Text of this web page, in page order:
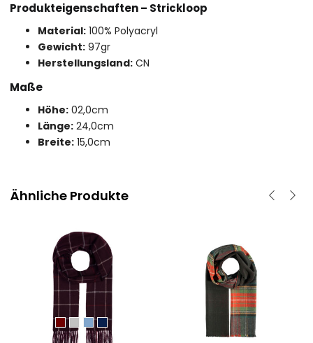
Produkteigenschaften – Strickloop
Material: 100% Polyacryl
Gewicht: 97gr
Herstellungsland: CN
Maße
Höhe: 02,0cm
Länge: 24,0cm
Breite: 15,0cm
Ähnliche Produkte